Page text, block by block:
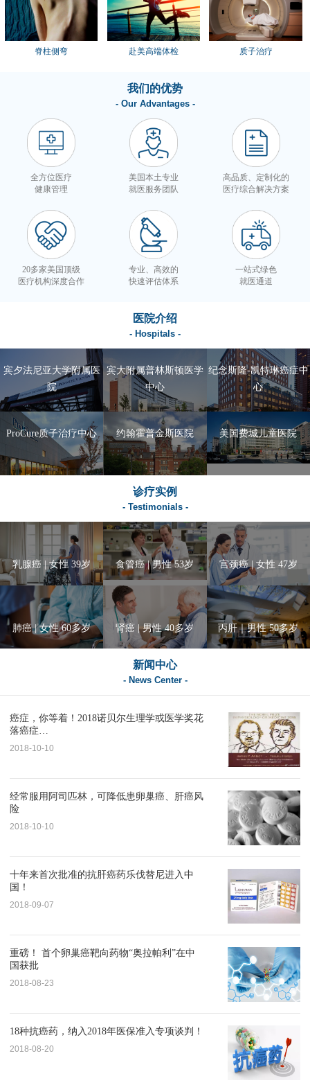
脊柱侧弯 赴美高端体检 质子治疗
我们的优势
- Our Advantages -
全方位医疗
健康管理
美国本土专业
就医服务团队
高品质、定制化的
医疗综合解决方案
20多家美国顶级
医疗机构深度合作
专业、高效的
快速评估体系
一站式绿色
就医通道
医院介绍
- Hospitals -
宾夕法尼亚大学附属医
院
宾大附属普林斯顿医学
中心
纪念斯隆-凯特琳癌症中
心
ProCure质子治疗中心 约翰霍普金斯医院 美国费城儿童医院
诊疗实例
- Testimonials -
乳腺癌 | 女性 39岁 食管癌 | 男性 53岁 宫颈癌 | 女性 47岁
肺癌 | 女性 60多岁 肾癌 | 男性 40多岁 丙肝｜男性 50多岁
新闻中心
- News Center -
癌症，你等着！2018诺贝尔生理学或医学奖花
落癌症…
2018-10-10
经常服用阿司匹林，可降低患卵巢癌、肝癌风
险
2018-10-10
十年来首次批准的抗肝癌药乐伐替尼进入中
国！
2018-09-07
重磅！ 首个卵巢癌靶向药物“奥拉帕利”在中
国获批
2018-08-23
18种抗癌药，纳入2018年医保准入专项谈判！
2018-08-20